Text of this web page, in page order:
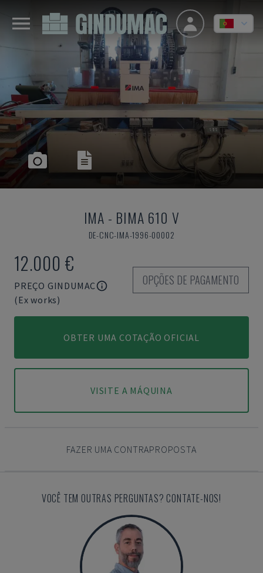
IMA - BIMA 610 V
DE-CNC-IMA-1996-00002
12.000 €
PREÇO GINDUMAC
(Ex works)
OPÇÕES DE PAGAMENTO
OBTER UMA COTAÇÃO OFICIAL
VISITE A MÁQUINA
FAZER UMA CONTRAPROPOSTA
VOCÊ TEM OUTRAS PERGUNTAS? CONTATE-NOS!